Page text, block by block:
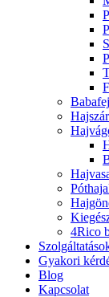
4Rico
Gyakori
Blog
Kapcsolat